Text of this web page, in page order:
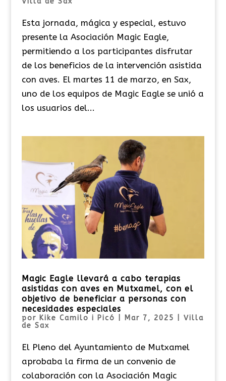
Esta jornada, mágica y especial, estuvo
presente la Asociación Magic Eagle,
permitiendo a los participantes disfrutar
de los beneficios de la intervención asistida
con aves. El martes 11 de marzo, en Sax,
uno de los equipos de Magic Eagle se unió a
los usuarios del...
Magic Eagle llevará a cabo terapias
asistidas con aves en Mutxamel, con el
objetivo de beneficiar a personas con
necesidades especiales
por Kike Camilo i Picó Mar 7, 2025
Villa
de Sax
El Pleno del Ayuntamiento de Mutxamel
aprobaba la firma de un convenio de
colaboración con la Asociación Magic